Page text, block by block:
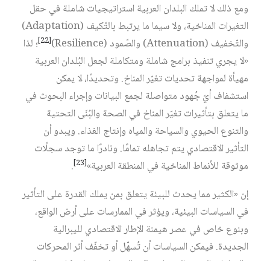
ومع ذلك لا تملك البلدان العربية استراتيجيات شاملة في حقل
التغيرات المناخية، ولا سيما ما يرتبط بالتّكيف (Adaptation)
والتّخفيف (Attenuation) والصّمود (Resilience)‏
[22]
؛ لذا
«لا يجري تنفيذ برامج شاملة ومتكاملة لجعل البُلدان العربية
مهيأة لمواجهة تحديات تغيّر المناخ. وتحديدًا، لا يمكن
استشفاف أيّ جُهود متواصلة لجمع البيانات وإجراء البحوث في
ما يتعلق بتأثيرات تغيّر المناخ في الصحة والبُنَى التحتية
والتنوع الحيوي والسياحة والمياه وإنتاج الغذاء. ويبدو أن
التأثير الاقتصادي يتم تجاهله تمامًا. ونادرًا ما توجد سجلّات
موثوقة للأنماط المناخية في المنطقة العربية»‏[23]
.
إن «الكثير مما يحدث للبيئة يتعلق بمن يملك القدرة على التأثير
في السياسات البيئية، ويؤثر في الممارسات على أرض الواقع،
وبنوع خاص في عصر هيمنة الإطار الاقتصادي لليبرالية
الجديدة. فيمكن السياسات أن تُسهّل أو تخفّف أثر المحركات